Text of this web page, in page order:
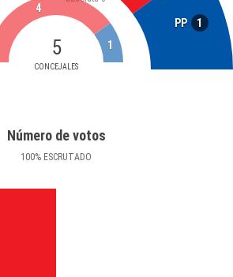
PP 1
5
CONCEJALES
4
1
Número de votos
100% ESCRUTADO